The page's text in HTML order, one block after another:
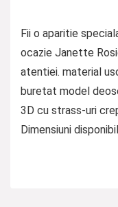
Fii o aparitie
ocazie Janette
atentiei. material
buretat model
3D cu strass-uri
Dimensiuni